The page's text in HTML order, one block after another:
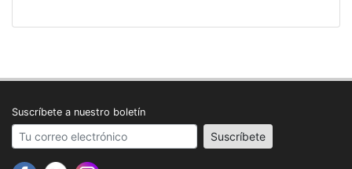
Suscríbete a nuestro boletín
Your email address Suscríbete